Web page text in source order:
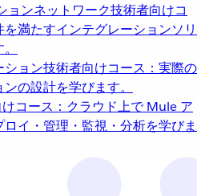
ョンネットワーク技術者向けコ
満たすインテグレーションソリ
ション技術者向けコース：実際の
の設計を学びます。
コース：クラウド上で Mule ア
イ・管理・監視・分析を学びま